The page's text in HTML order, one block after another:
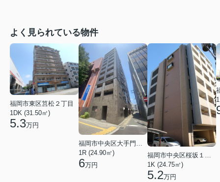
よく見られている物件
福岡市東区筥松２丁目
1DK (31.50㎡)
5.3万円
福岡市中央区大手門３丁目
1R (24.90㎡)
6万円
1K (24.75㎡)
5.2万円